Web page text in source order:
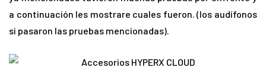
a continuación les mostrare cuales fueron. (los audífonos
si pasaron las pruebas mencionadas).